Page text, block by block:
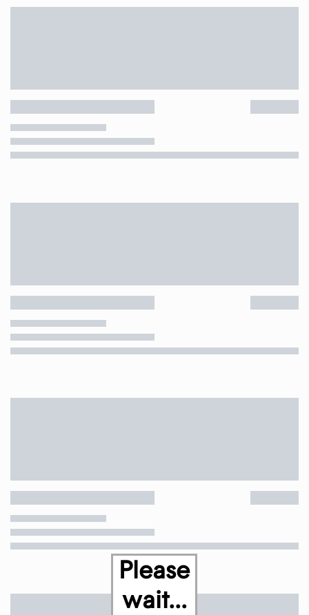
Please
wait...